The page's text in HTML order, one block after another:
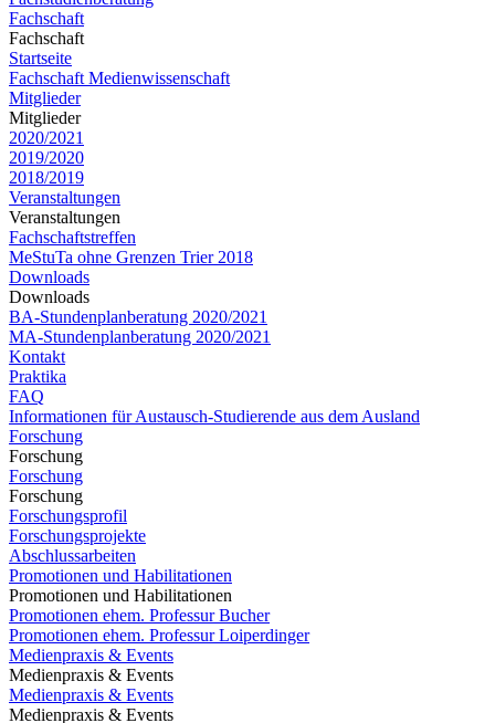
Fachschaft
Fachschaft
Startseite
Fachschaft Medienwissenschaft
Mitglieder
Mitglieder
2020/2021
2019/2020
2018/2019
Veranstaltungen
Veranstaltungen
Fachschaftstreffen
MeStuTa ohne Grenzen Trier 2018
Downloads
Downloads
BA-Stundenplanberatung 2020/2021
MA-Stundenplanberatung 2020/2021​​​​​​
Kontakt
Praktika
FAQ
Informationen für Austausch-Studierende aus dem Ausland
Forschung
Forschung
Forschung
Forschung
Forschungsprofil
Forschungsprojekte
Abschlussarbeiten
Promotionen und Habilitationen
Promotionen und Habilitationen
Promotionen ehem. Professur Bucher
Promotionen ehem. Professur Loiperdinger
Medienpraxis & Events
Medienpraxis & Events
Medienpraxis & Events
Medienpraxis & Events